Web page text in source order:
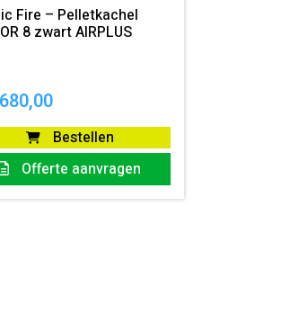
Fire – Pelletkachel
8 zwart AIRPLUS
Bestellen
Offerte aanvragen